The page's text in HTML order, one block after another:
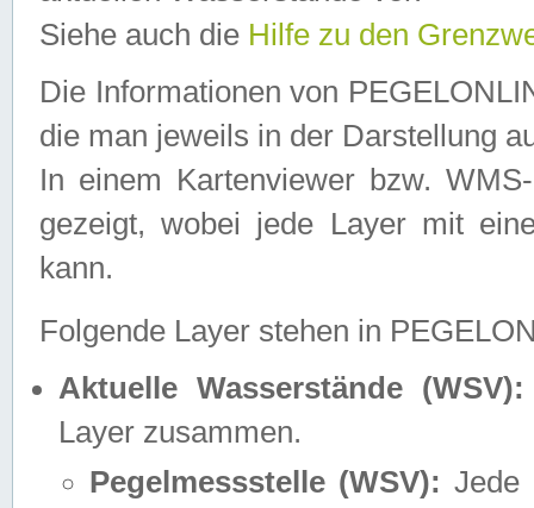
Siehe auch die Hilfe zu den
Die Informationen von
die man jeweils in der Darstellung
In einem Kartenviewer bzw.
gezeigt, wobei jede Layer mit
kann.
Folgende Layer stehen in
Aktuelle Wasserstände (WSV):
Layer zusammen.
Pegelmessstelle (WSV): Jede